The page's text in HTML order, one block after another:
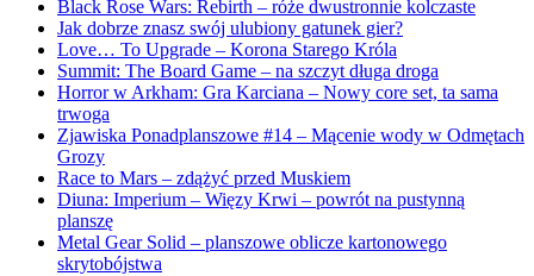
Black Rose Wars: Rebirth – róże dwustronnie kolczaste
Jak dobrze znasz swój ulubiony gatunek gier?
Love… To Upgrade – Korona Starego Króla
Summit: The Board Game – na szczyt długa droga
Horror w Arkham: Gra Karciana – Nowy core set, ta sama
trwoga
Zjawiska Ponadplanszowe #14 – Mącenie wody w Odmętach
Grozy
Race to Mars – zdążyć przed Muskiem
Diuna: Imperium – Więzy Krwi – powrót na pustynną
planszę
Metal Gear Solid – planszowe oblicze kartonowego
skrytobójstwa